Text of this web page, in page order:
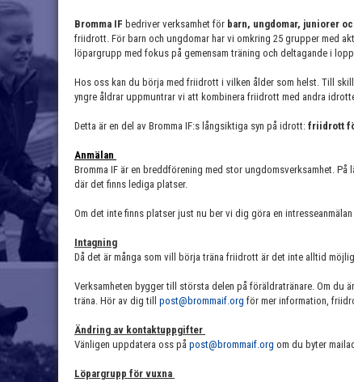
Bromma IF bedriver verksamhet för barn, ungdomar, juniorer
friidrott. För barn och ungdomar har vi omkring 25 grupper med
löpargrupp med fokus på gemensam träning och deltagande i
Hos oss kan du börja med friidrott i vilken ålder som helst. Till
yngre åldrar uppmuntrar vi att kombinera friidrott med andra
Detta är en del av Bromma IF:s långsiktiga syn på idrott: friidrott
Anmälan
Bromma IF är en breddförening med stor ungdomsverksamhet. På
där det finns lediga platser.
Om det inte finns platser just nu ber vi dig göra en
Intagning
Då det är många som vill börja träna friidrott är det inte alltid
Verksamheten bygger till största delen på föräldratränare. Om du
träna. Hör av dig till post@brommaif.org för mer information,
Ändring av kontaktuppgifter
Vänligen uppdatera oss på post@brommaif.org om du byter
Löpargrupp för vuxna